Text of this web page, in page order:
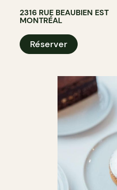
2316 RUE BEAUBIEN EST
MONTRÉAL
Réserver